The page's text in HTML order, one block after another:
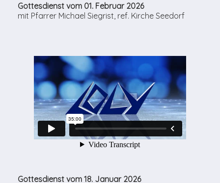
Gottesdienst vom 01. Februar 2026
mit Pfarrer Michael Siegrist, ref. Kirche Seedorf
Gottesdienst vom 18. Januar 2026